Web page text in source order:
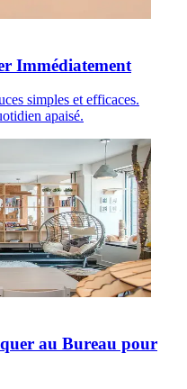
Immédiatement
simples et efficaces.
apaisé.
au Bureau pour